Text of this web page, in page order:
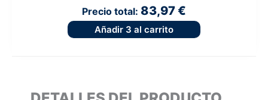
Precio total: 83,97 €
Añadir 3 al carrito